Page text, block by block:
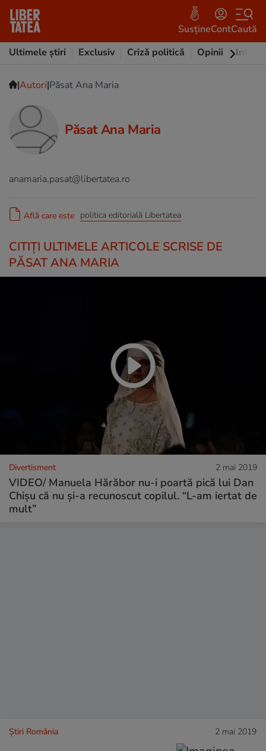
SusțineContCaută
Ultimele știri
Exclusiv Criză politică Opinii
|Autori|Păsat Ana Maria
Păsat Ana Maria
anamaria.pasat@libertatea.ro
Află care este politica editorială Libertatea
CITIȚI ULTIMELE ARTICOLE SCRISE DE
PĂSAT ANA MARIA
Divertisment 2 mai 2019
VIDEO/ Manuela Hărăbor nu-i poartă pică lui Dan
Chișu că nu și-a recunoscut copilul. “L-am iertat de
mult”
Știri România 2 mai 2019